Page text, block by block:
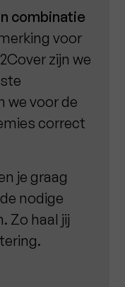
combinatie
voor
zijn we
we voor de
correct
je graag
nodige
Zo haal jij